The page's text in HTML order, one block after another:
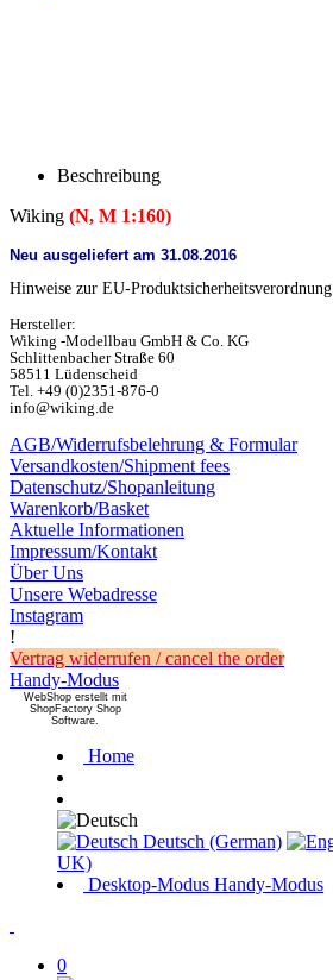
Beschreibung
Wiking (N, M 1:160)
Neu ausgeliefert am 31.08.2016
Hinweise zur EU-Produktsicherheitsverordnung.
Hersteller:
Wiking -Modellbau GmbH & Co. KG
Schlittenbacher Straße 60
58511 Lüdenscheid
Tel. +49 (0)2351-876-0
info@wiking.de
AGB/Widerrufsbelehrung & Formular
Versandkosten/Shipment fees
Datenschutz/Shopanleitung
Warenkorb/Basket
Aktuelle Informationen
Impressum/Kontakt
Über Uns
Unsere Webadresse
Instagram
!
Vertrag widerrufen / cancel the order
Handy-Modus
WebShop erstellt mit
ShopFactory Shop
Software.
Home
Deutsch (German)
UK)
Desktop-Modus Handy-Modus
0